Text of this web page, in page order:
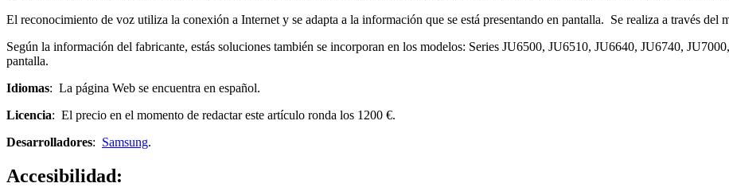
El reconocimiento de voz utiliza la conexión a Internet y se adapta a la información que se está presentando en pantalla. Se realiza a través del
Según la información del fabricante, estás soluciones también se incorporan en los modelos: Series JU6500, JU6510, JU6640, JU6740,
pantalla.
Idiomas: La página Web se encuentra en español.
Licencia: El precio en el momento de redactar este artículo ronda los 1200 €.
Desarrolladores: Samsung.
Accesibilidad: